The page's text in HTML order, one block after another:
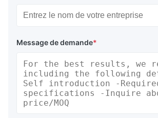
Message de demande*